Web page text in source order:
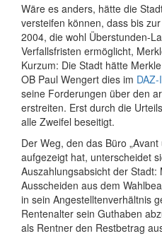
Wäre es anders, hätte die
versteifen können, dass bis
2004, die wohl Überstunden-
Verfallsfristen ermöglicht,
Kurzum: Die Stadt hätte
OB Paul Wengert dies im
seine Forderungen über den
erstreiten. Erst durch die
alle Zweifel beseitigt.
Der Weg, den das Büro
aufgezeigt hat, unterscheidet
Auszahlungsabsicht der Stadt:
Ausscheiden aus dem
in sein Angestelltenverhältnis
Rentenalter sein Guthaben
als Rentner den Restbetrag